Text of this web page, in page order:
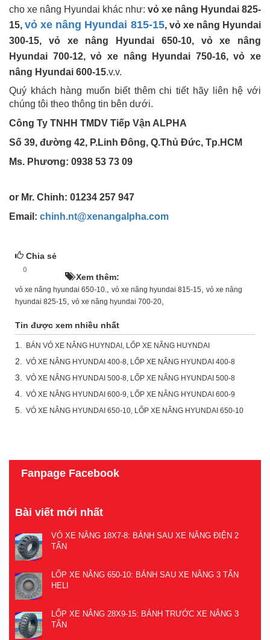
cho xe nâng Hyundai khác như: vỏ xe nâng Hyundai 825-
15,vỏ xe nâng Hyundai 815-15, vỏ xe nâng Hyundai
300-15, vỏ xe nâng Hyundai 650-10, vỏ xe nâng
Hyundai 700-12, vỏ xe nâng Hyundai 750-16, vỏ xe
nâng Hyundai 600-15.v.v.
Quý khách hàng muốn biết thêm chi tiết hãy liên hệ với
chúng tôi theo thông tin bên dưới.
Công Ty TNHH TMDV Tiếp Vận ALPHA
Số 39, đường 42, P.Linh Đông, Q.Thủ Đức, Tp.HCM
Ms. Phương: 0938 53 73 09
or Mr. Chinh: 01234 257 947
Email: chinh.nt@xenangalpha.com
Chia sẻ
0
Xem thêm:
vỏ xe nâng hyundai 650-10., vỏ xe nâng hyundai 815-15, vỏ xe nâng
hyundai 825-15, vỏ xe nâng hyundai 700-20,
Tin được xem nhiều nhất
1. BÁN VỎ XE NÂNG HUYNDAI, LỐP XE NÂNG HUYNDAI
2. VỎ XE NÂNG HYUNDAI 400-8, LỐP XE NÂNG HYUNDAI 400-8
3. VỎ XE NÂNG HYUNDAI 500-8, LỐP XE NÂNG HYUNDAI 500-8
4. VỎ XE NÂNG HYUNDAI 600-9, LỐP XE NÂNG HYUNDAI 600-9
5. VỎ XE NÂNG HYUNDAI 650-10, LỐP XE NÂNG HYUNDAI 650-10
Fanpage Facebook
Bài viết mới nhất
VỎ XE NÂNG 18X7-8: BÁNH SAU XE NÂNG ĐIỆN 2
TẤN
LỐP XE NÂNG 650-10: BÁNH SAU XE NÂNG 3 TẤN
HELI
LỐP XE NÂNG 28X9-15: BÁNH TRƯỚC XE NÂNG 3
TẤN